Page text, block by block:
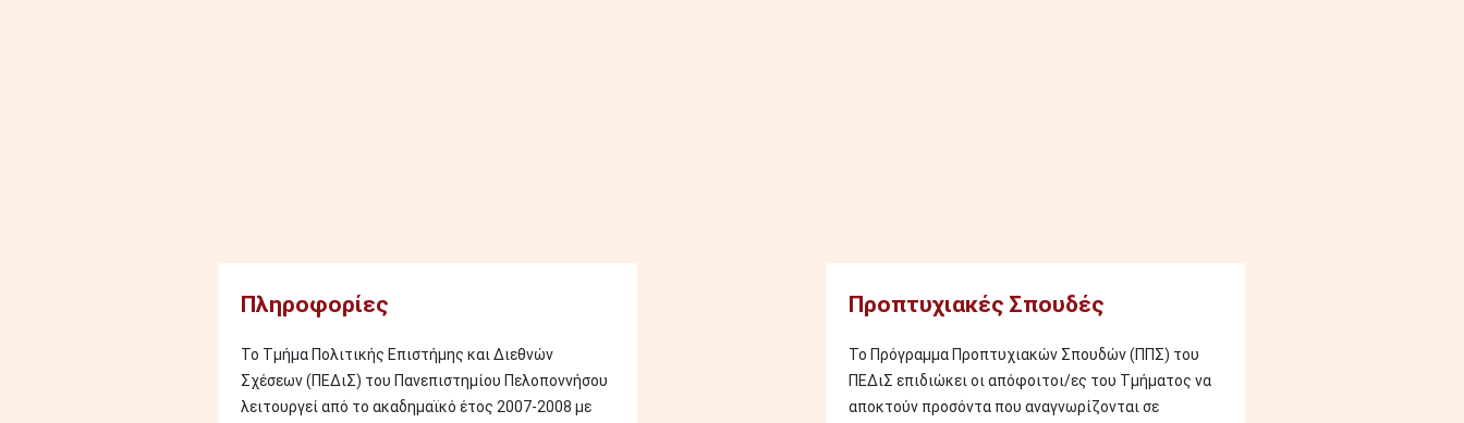
Πληροφορίες
Το Τμήμα Πολιτικής Επιστήμης και Διεθνών
Σχέσεων (ΠΕΔιΣ) του Πανεπιστημίου Πελοποννήσου
λειτουργεί από το ακαδημαϊκό έτος 2007-2008 με
Προπτυχιακές Σπουδές
Το Πρόγραμμα Προπτυχιακών Σπουδών (ΠΠΣ) του
ΠΕΔιΣ επιδιώκει οι απόφοιτοι/ες του Τμήματος να
αποκτούν προσόντα που αναγνωρίζονται σε